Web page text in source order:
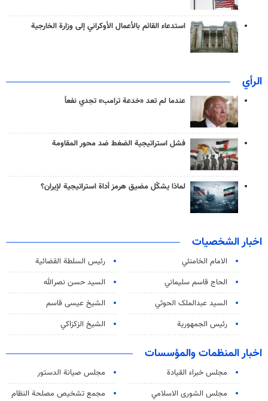
استدعاء القائم بالأعمال الأوكراني إلى وزارة الخارجية
الرأي
عندما لم تعد «خدعة ترامب» تجدي نفعاً
فشل استراتيجية الضغط ضد محور المقاومة
لماذا يشكّل مضيق هرمز أداة استراتيجية لإيران؟
اخبار الشخصيات
الامام الخامنئي
رئیس السلطة القضائیة
الحاج قاسم سليماني
السيد حسن نصرالله
السید عبدالملک الحوثي
الشيخ عيسى قاسم
رئيس الجمهورية
الشيخ الزكزاكي
اخبار المنظمات والمؤسسات
مجلس خبراء القيادة
مجلس صيانة الدستور
مجلس الشورى الاسلامي
مجمع تشخيص مصلحة النظام